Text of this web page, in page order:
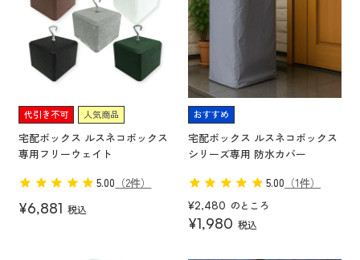
代引き不可 人気商品
宅配ボックス ルスネコボックス
専用フリーウェイト
5.00 （2件）
¥6,881 税込
おすすめ
宅配ボックス ルスネコボックス
シリーズ専用 防水カバー
5.00 （1件）
¥2,480 のところ
¥1,980 税込